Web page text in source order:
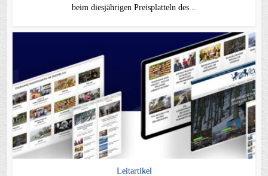
beim diesjährigen Preisplatteln des...
Leitartikel